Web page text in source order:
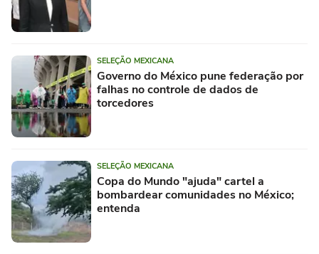
SELEÇÃO MEXICANA
Governo do México pune federação por
falhas no controle de dados de
torcedores
SELEÇÃO MEXICANA
Copa do Mundo "ajuda" cartel a
bombardear comunidades no México;
entenda